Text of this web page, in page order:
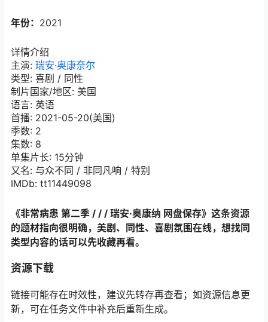
年份： 2021
详情介绍
主演: 瑞安·奥康奈尔
类型: 喜剧 / 同性
制片国家/地区: 美国
语言: 英语
首播: 2021-05-20(美国)
季数: 2
集数: 8
单集片长: 15分钟
又名: 与众不同 / 非同凡响 / 特别
IMDb: tt11449098
《非常病患 第二季 / / / 瑞安·奥康纳 网盘保存》这条资源
的题材指向很明确，美剧、同性、喜剧氛围在线，想找同
类型内容的话可以先收藏再看。
资源下载
链接可能存在时效性，建议先转存再查看；如资源信息更
新，可在任务文件中补充后重新生成。